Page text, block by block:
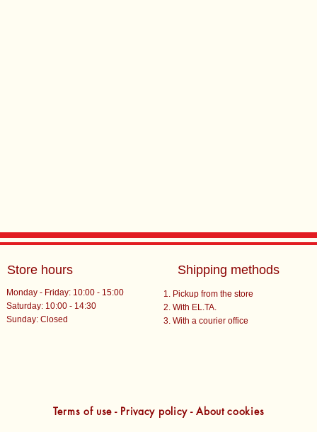
Store hours
Monday - Friday: 10:00 - 15:00
Saturday: 10:00 - 14:30
​Sunday: Closed
Shipping methods
Pickup from the store
With EL.TA.
With a courier office
Terms of use - Privacy policy - About cookies